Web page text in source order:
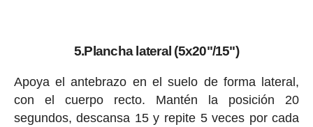
5.Plancha lateral (5x20"/15")
Apoya el antebrazo en el suelo de forma lateral,
con el cuerpo recto. Mantén la posición 20
segundos, descansa 15 y repite 5 veces por cada